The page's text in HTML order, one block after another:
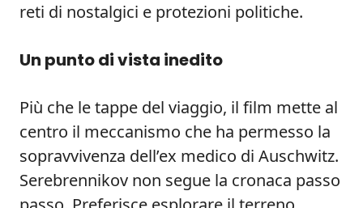
reti di nostalgici e protezioni politiche.
Un punto di vista inedito
Più che le tappe del viaggio, il film mette al
centro il meccanismo che ha permesso la
sopravvivenza dell’ex medico di Auschwitz.
Serebrennikov non segue la cronaca passo